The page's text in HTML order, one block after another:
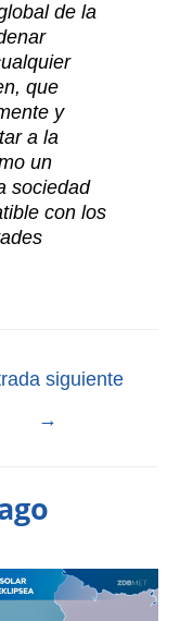
de la
que
y
a la
un
sociedad
con los
siguiente
→